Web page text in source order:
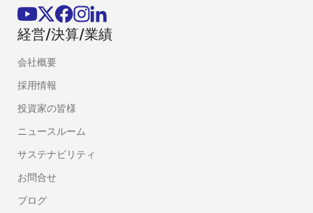
経営/決算/業績
会社概要
採用情報
投資家の皆様
ニュースルーム
サステナビリティ
お問合せ
ブログ